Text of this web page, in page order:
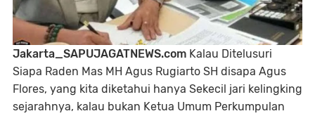
Jakarta_SAPUJAGATNEWS.com Kalau Ditelusuri
Siapa Raden Mas MH Agus Rugiarto SH disapa Agus
Flores, yang kita diketahui hanya Sekecil jari kelingking
sejarahnya, kalau bukan Ketua Umum Perkumpulan